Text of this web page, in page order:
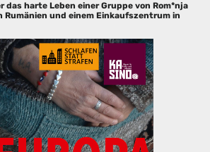
das harte Leben einer Gruppe von Rom*nja
Rumänien und einem Einkaufszentrum in